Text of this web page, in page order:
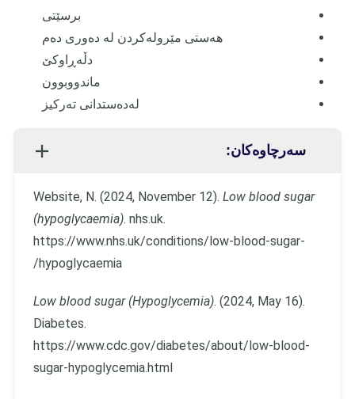
برسێتی
هەستی مێرولەکردن لە دەوری دەم
دڵەڕاوکێ
ماندووبوون
لەدەستدانی تەرکیز
سەرچاوەکان:
Website, N. (2024, November 12). Low blood sugar
(hypoglycaemia). nhs.uk.
https://www.nhs.uk/conditions/low-blood-sugar-
hypoglycaemia/
Low blood sugar (Hypoglycemia). (2024, May 16).
Diabetes.
https://www.cdc.gov/diabetes/about/low-blood-
sugar-hypoglycemia.html